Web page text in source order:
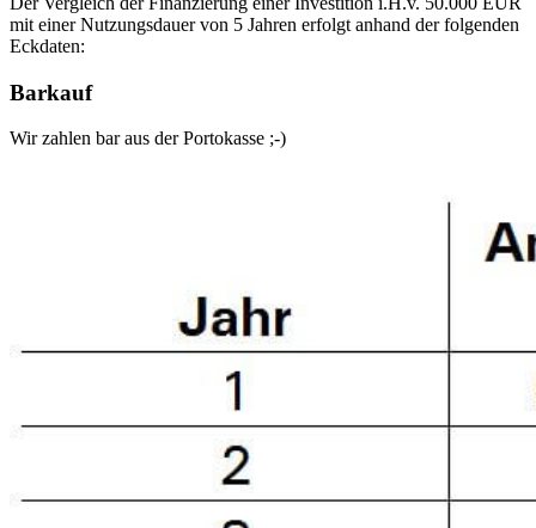
mit einer Nutzungsdauer von 5 Jahren erfolgt anhand der folgenden
Eckdaten:
Barkauf
Wir zahlen bar aus der Portokasse ;-)